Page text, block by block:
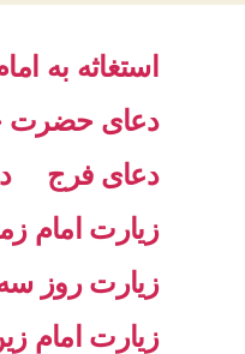
استغاثه به
دعای
دعای فرج
زیارت امام
زیارت روز
زیارت امام